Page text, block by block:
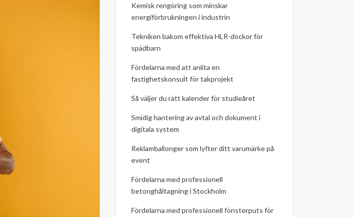
Kemisk rengöring som minskar
energiförbrukningen i industrin
Tekniken bakom effektiva HLR-dockor för
spädbarn
Fördelarna med att anlita en
fastighetskonsult för takprojekt
Så väljer du rätt kalender för studieåret
Smidig hantering av avtal och dokument i
digitala system
Reklamballonger som lyfter ditt varumärke på
event
Fördelarna med professionell
betonghåltagning i Stockholm
Fördelarna med professionell fönsterputs för